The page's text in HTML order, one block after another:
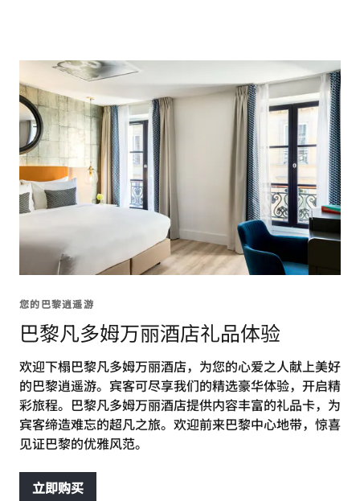
您的巴黎逍遥游
巴黎凡多姆万丽酒店礼品体验
欢迎下榻巴黎凡多姆万丽酒店，为您的心爱之人献上美好
的巴黎逍遥游。宾客可尽享我们的精选豪华体验，开启精
彩旅程。巴黎凡多姆万丽酒店提供内容丰富的礼品卡，为
宾客缔造难忘的超凡之旅。欢迎前来巴黎中心地带，惊喜
见证巴黎的优雅风范。
立即购买